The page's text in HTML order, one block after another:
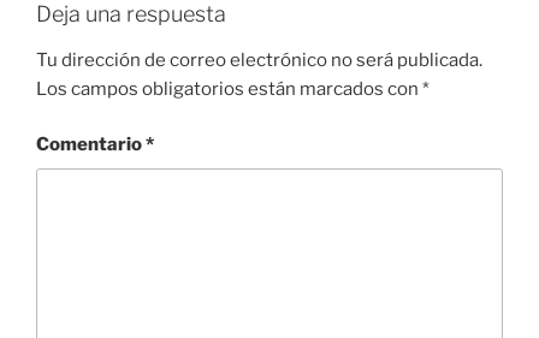
Deja una respuesta
Tu dirección de correo electrónico no será publicada.
Los campos obligatorios están marcados con *
Comentario*